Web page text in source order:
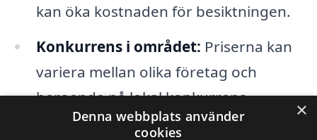
kan öka kostnaden för besiktningen.
Konkurrens i området: Priserna kan
variera mellan olika företag och
beroende på lokal konkurrens.
×
Denna webbplats använder
cookies